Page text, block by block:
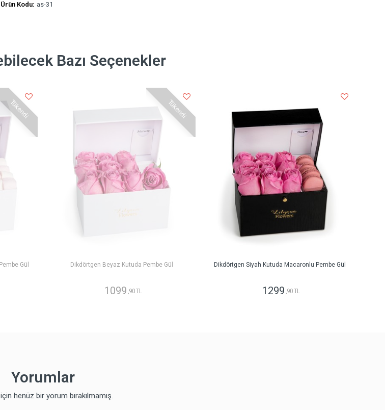
Ürün Kodu: as-31
Bazı Seçenekler
Tükendi
Gül
Tükendi
Dikdörtgen Beyaz Kutuda Pembe Gül
1099 ,90 TL
Dikdörtgen Siyah Kutuda Macaronlu Pembe Gül
1299 ,90 TL
Yorumlar
henüz bir yorum bırakılmamış.